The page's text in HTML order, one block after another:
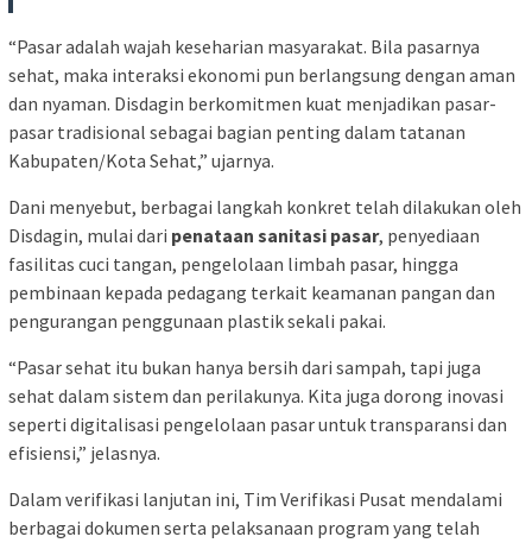
“Pasar adalah wajah keseharian masyarakat. Bila pasarnya
sehat, maka interaksi ekonomi pun berlangsung dengan aman
dan nyaman. Disdagin berkomitmen kuat menjadikan pasar-
pasar tradisional sebagai bagian penting dalam tatanan
Kabupaten/Kota Sehat,” ujarnya.
Dani menyebut, berbagai langkah konkret telah dilakukan oleh
Disdagin, mulai dari penataan sanitasi pasar, penyediaan
fasilitas cuci tangan, pengelolaan limbah pasar, hingga
pembinaan kepada pedagang terkait keamanan pangan dan
pengurangan penggunaan plastik sekali pakai.
“Pasar sehat itu bukan hanya bersih dari sampah, tapi juga
sehat dalam sistem dan perilakunya. Kita juga dorong inovasi
seperti digitalisasi pengelolaan pasar untuk transparansi dan
efisiensi,” jelasnya.
Dalam verifikasi lanjutan ini, Tim Verifikasi Pusat mendalami
berbagai dokumen serta pelaksanaan program yang telah